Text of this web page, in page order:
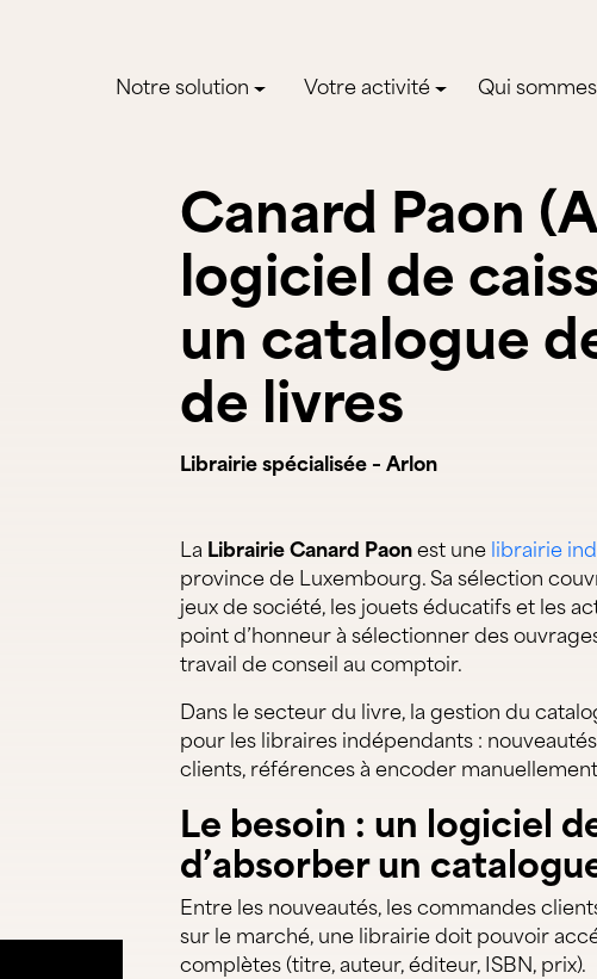
Notre solution Votre activité Qui
Canard Paon
logiciel de
un catalogue
de livres
Librairie spécialisée – Arlon
La Librairie Canard Paonest unelibrairie
province de Luxembourg. Sa sélection
jeux de société, les jouets éducatifs et les
point d’honneur à sélectionner des
travail de conseil au comptoir.
Dans le secteur du livre, la gestion du
pour les libraires indépendants :
clients, références à encoder
Le besoin : un logiciel
d’absorber un
Entre les nouveautés, les commandes
sur le marché, une librairie doit pouvoir
complètes (titre, auteur, éditeur, ISBN, prix).